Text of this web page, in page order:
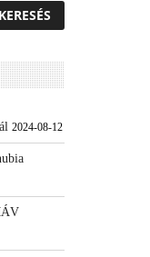
2024-08-12